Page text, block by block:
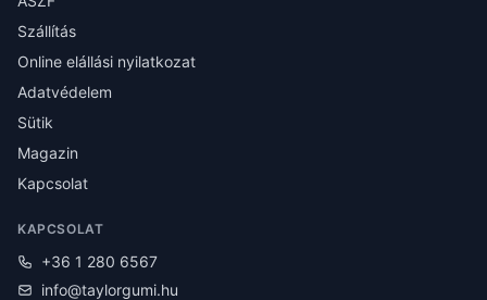
Szállítás
Online elállási nyilatkozat
Adatvédelem
Sütik
Magazin
Kapcsolat
KAPCSOLAT
+36 1 280 6567
info@taylorgumi.hu